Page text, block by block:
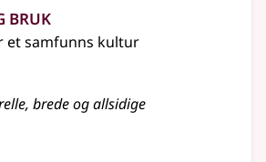
bruk
et samfunns kultur
brede og allsidige